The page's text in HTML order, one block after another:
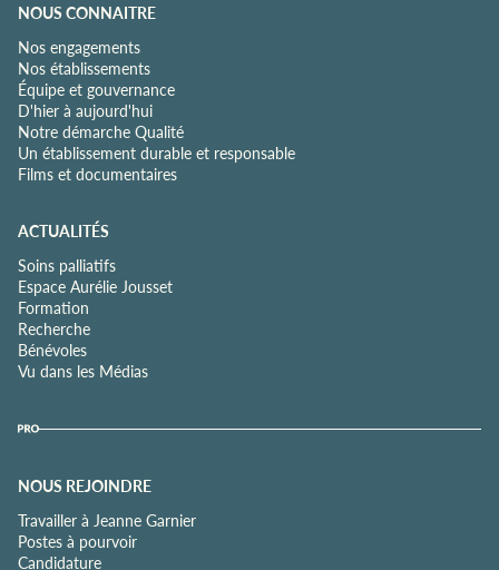
NOUS CONNAITRE
Nos engagements
Nos établissements
Équipe et gouvernance
D'hier à aujourd'hui
Notre démarche Qualité
Un établissement durable et responsable
Films et documentaires
ACTUALITÉS
Soins palliatifs
Espace Aurélie Jousset
Formation
Recherche
Bénévoles
Vu dans les Médias
NOUS REJOINDRE
Travailler à Jeanne Garnier
Postes à pourvoir
Candidature